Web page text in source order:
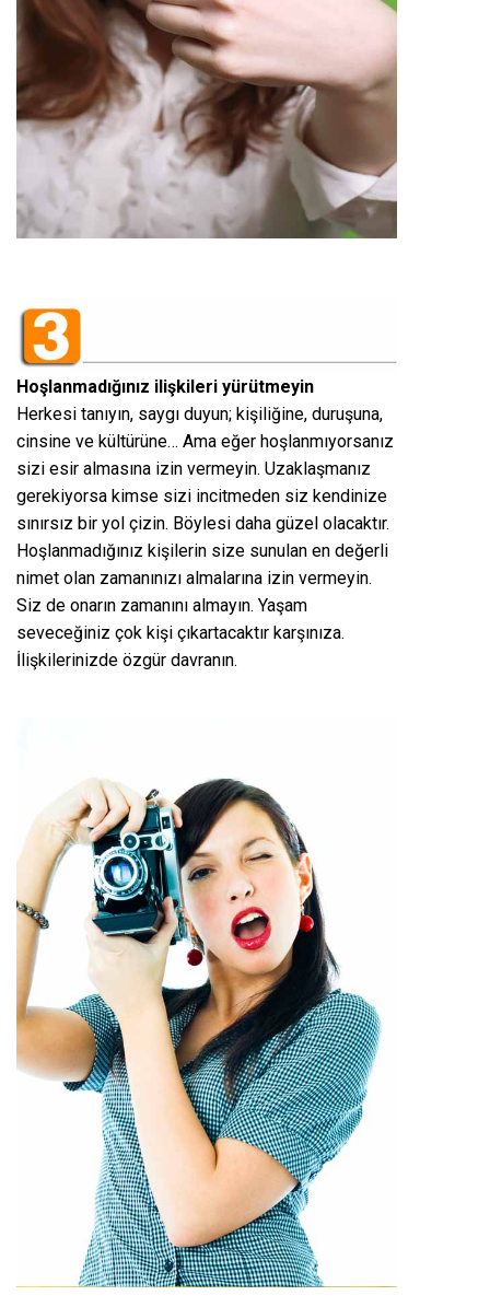
Hoşlanmadığınız ilişkileri yürütmeyin
Herkesi tanıyın, saygı duyun; kişiliğine, duruşuna,
cinsine ve kültürüne… Ama eğer hoşlanmıyorsanız
sizi esir almasına izin vermeyin. Uzaklaşmanız
gerekiyorsa kimse sizi incitmeden siz kendinize
sınırsız bir yol çizin. Böylesi daha güzel olacaktır.
Hoşlanmadığınız kişilerin size sunulan en değerli
nimet olan zamanınızı almalarına izin vermeyin.
Siz de onarın zamanını almayın. Yaşam
seveceğiniz çok kişi çıkartacaktır karşınıza.
İlişkilerinizde özgür davranın.